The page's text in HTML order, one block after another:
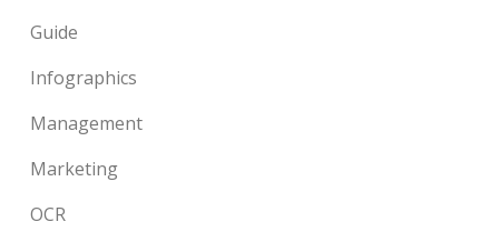
Guide
Infographics
Management
Marketing
OCR